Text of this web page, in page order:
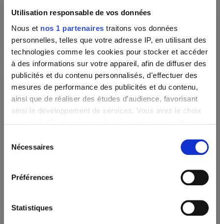
Utilisation responsable de vos données
Nous et nos 1 partenaires traitons vos données
personnelles, telles que votre adresse IP, en utilisant des
technologies comme les cookies pour stocker et accéder
à des informations sur votre appareil, afin de diffuser des
publicités et du contenu personnalisés, d'effectuer des
mesures de performance des publicités et du contenu,
ainsi que de réaliser des études d’audience, favorisant
ainsi le développement de services. Vous avez le choix
tout moment en consultant la Déclaration relative aux
cookies ou en cliquant sur l'icône de confidentialité.
Pour en savoir plus sur le traitement de vos données
lasection « Détails »
. Vous pouvez modifier ou retirer
Nécessaires
Préférences
Statistiques
Harry Plast prend une petite
Notre service d’expédition s’accorde quelques jours
de vacances du
commandes sur la boutique. Notez simplement
qu’elles seront préparées et expédiées en priorité
rendez-vous sur le site web de La Poste ou via l’application
mobile de Leboncoin.
Déposer votre colis Leboncoin dans un
bureau de tabac : est-ce possible ?